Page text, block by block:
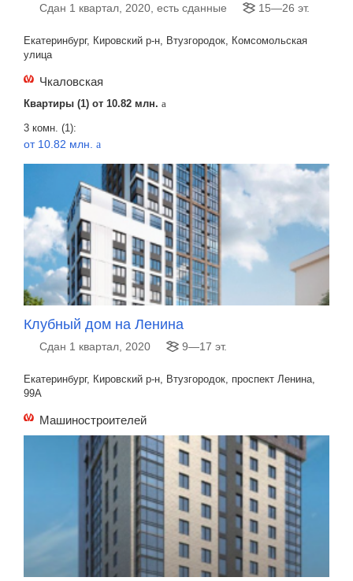
Сдан 1 квартал, 2020, есть сданные 15—26 эт.
Екатеринбург, Кировский р-н, Втузгородок, Комсомольская
улица
Чкаловская
Квартиры (1) от 10.82 млн. a
3 комн. (1):
от 10.82 млн. a
Клубный дом на Ленина
Сдан 1 квартал, 2020 9—17 эт.
Екатеринбург, Кировский р-н, Втузгородок, проспект Ленина,
99А
Машиностроителей